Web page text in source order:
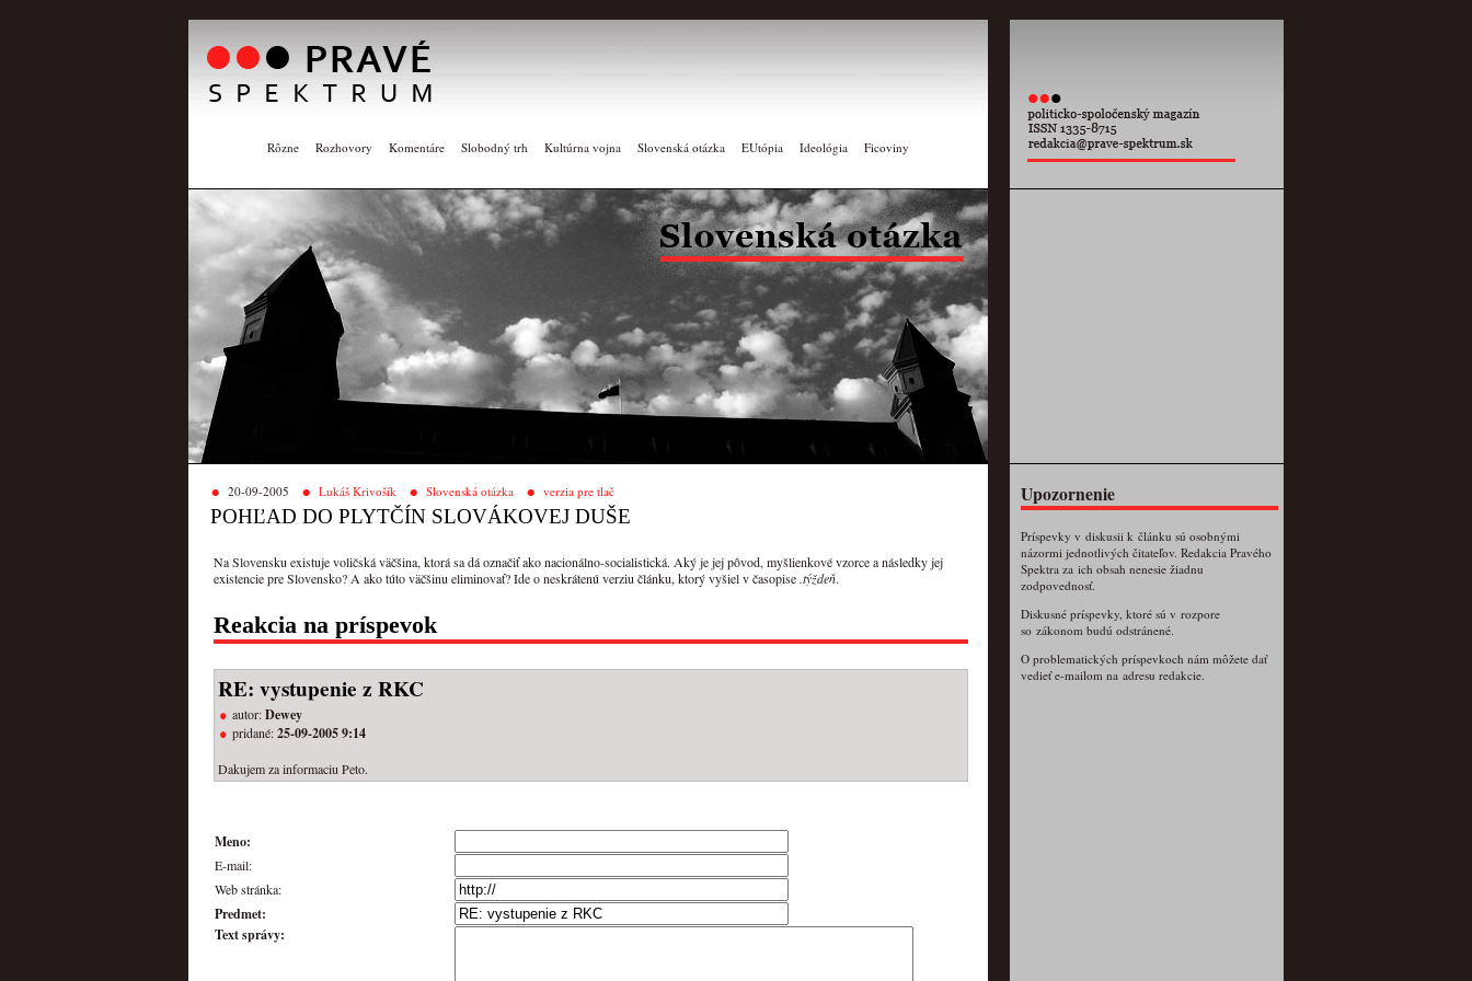
Rôzne Rozhovory Komentáre Slobodný trh Kultúrna vojna Slovenská otázka EUtópia Ideológia Ficoviny
20-09-2005 Lukáš Krivošík Slovenská otázka verzia pre tlač
POHĽAD DO PLYTČÍN SLOVÁKOVEJ DUŠE
Na Slovensku existuje voličská väčšina, ktorá sa dá označiť ako nacionálno-socialistická. Aký je jej pôvod, myšlienkové vzorce a následky jej
existencie pre Slovensko? A ako túto väčšinu eliminovať? Ide o neskrátenú verziu článku, ktorý vyšiel v časopise.týždeň.
Reakcia na príspevok
RE: vystupenie z RKC
autor:Dewey
pridané:25-09-2005 9:14
Dakujem za informaciu Peto.
Meno:
E-mail:
Web stránka:
Predmet:
Text správy:
Upozornenie
Príspevky v diskusii k článku sú osobnými
názormi jednotlivých čitateľov. Redakcia Pravého
Spektra za ich obsah nenesie žiadnu
zodpovednosť.
Diskusné príspevky, ktoré sú v rozpore
so zákonom budú odstránené.
O problematických príspevkoch nám môžete dať
vedieť e-mailom na adresu redakcie.